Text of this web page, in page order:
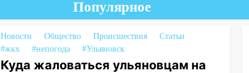
Популярное
Новости Общество Происшествия
Статьи
#жкх
#непогода #Ульяновск
Куда жаловаться ульяновцам на